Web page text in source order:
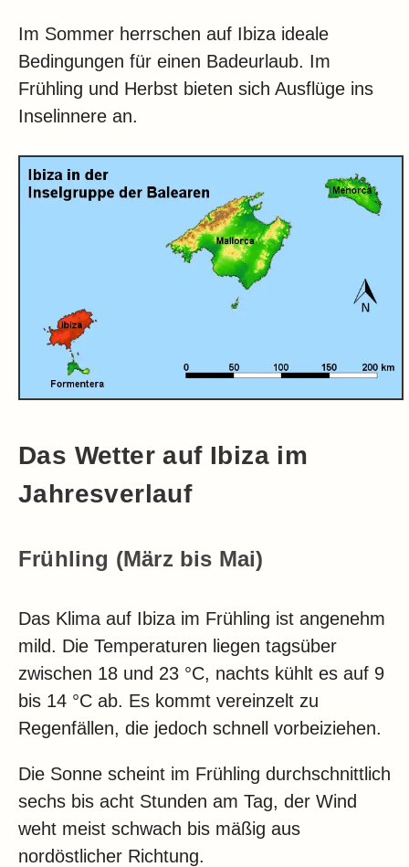
Im Sommer herrschen auf Ibiza ideale
Bedingungen für einen Badeurlaub. Im
Frühling und Herbst bieten sich Ausflüge ins
Inselinnere an.
Das Wetter auf Ibiza im
Jahresverlauf
Frühling (März bis Mai)
Das Klima auf Ibiza im Frühling ist angenehm
mild. Die Temperaturen liegen tagsüber
zwischen 18 und 23 °C, nachts kühlt es auf 9
bis 14 °C ab. Es kommt vereinzelt zu
Regenfällen, die jedoch schnell vorbeiziehen.
Die Sonne scheint im Frühling durchschnittlich
sechs bis acht Stunden am Tag, der Wind
weht meist schwach bis mäßig aus
nordöstlicher Richtung.